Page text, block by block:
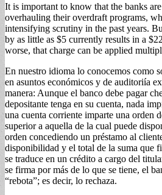
It is important to know that the banks
overhauling their overdraft programs,
intensifying scrutiny in the past years.
by as little as $5 currently results in a
worse, that charge can be applied
En nuestro idioma lo conocemos como
en asuntos económicos y de auditoriía
manera: Aunque el banco debe pagar
depositante tenga en su cuenta, nada
una cuenta corriente imparte una orden
superior a aquella de la cual puede
orden concediendo un préstamo al
disponibilidad y el total de la suma que
se traduce en un crédito a cargo del
se firma por más de lo que se tiene, el
“rebota”; es decir, lo rechaza.